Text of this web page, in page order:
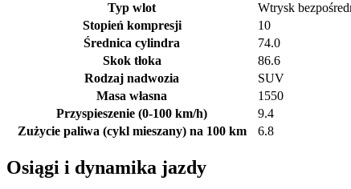
Typ wlot
Wtrysk
Stopień kompresji
10
Średnica cylindra
74.0
Skok tłoka
86.6
Rodzaj nadwozia
SUV
Masa własna
1550
Przyspieszenie (0-100 km/h)
9.4
Zużycie paliwa (cykl mieszany) na 100 km
6.8
Osiągi i dynamika jazdy